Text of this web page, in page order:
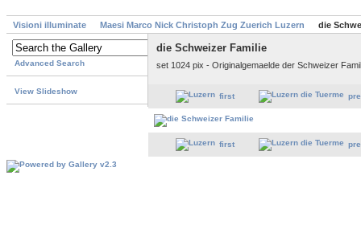
Visioni illuminate Maesi Marco Nick Christoph Zug Zuerich Luzern die
Advanced Search
View Slideshow
die Schweizer Familie
set 1024 pix - Originalgemaelde der Schweizer
first
first